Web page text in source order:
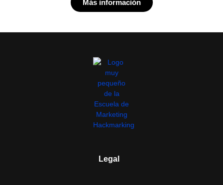
Más información
Legal